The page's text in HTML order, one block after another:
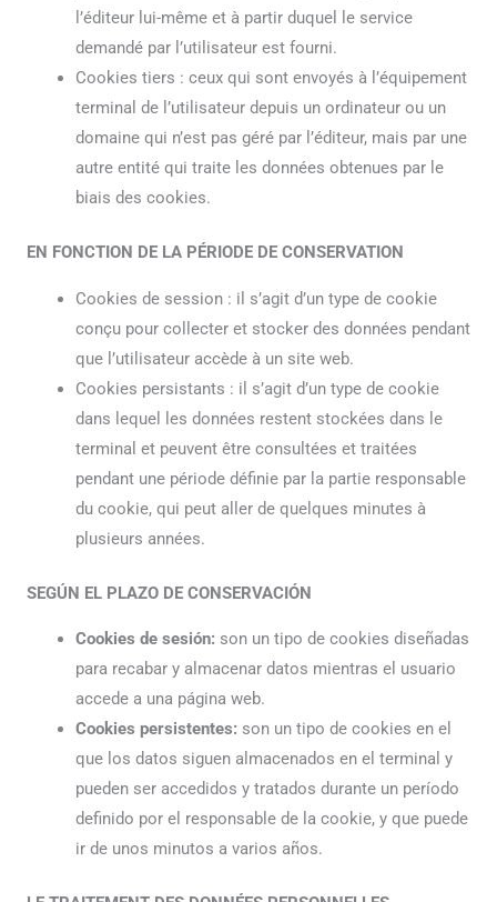
l’éditeur lui-même et à partir duquel le service
demandé par l’utilisateur est fourni.
Cookies tiers : ceux qui sont envoyés à l’équipement
terminal de l’utilisateur depuis un ordinateur ou un
domaine qui n’est pas géré par l’éditeur, mais par une
autre entité qui traite les données obtenues par le
biais des cookies.
EN FONCTION DE LA PÉRIODE DE CONSERVATION
Cookies de session : il s’agit d’un type de cookie
conçu pour collecter et stocker des données pendant
que l’utilisateur accède à un site web.
Cookies persistants : il s’agit d’un type de cookie
dans lequel les données restent stockées dans le
terminal et peuvent être consultées et traitées
pendant une période définie par la partie responsable
du cookie, qui peut aller de quelques minutes à
plusieurs années.
SEGÚN EL PLAZO DE CONSERVACIÓN
Cookies de sesión: son un tipo de cookies diseñadas
para recabar y almacenar datos mientras el usuario
accede a una página web.
Cookies persistentes: son un tipo de cookies en el
que los datos siguen almacenados en el terminal y
pueden ser accedidos y tratados durante un período
definido por el responsable de la cookie, y que puede
ir de unos minutos a varios años.